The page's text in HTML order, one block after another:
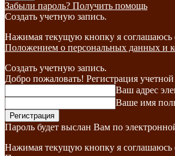
Забыли пароль? Получить помощь
Создать учетную запись.
Нажимая текущую кнопку я соглашаюсь
Положением о персональных данных и
Создать учетную запись.
Добро пожаловать! Регистрация учетной
Ваш адрес
Ваше имя
Пароль будет выслан Вам по
Нажимая текущую кнопку я соглашаюсь